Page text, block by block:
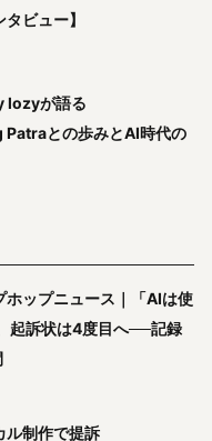
ビュー】
lozyが語る
Patraとの歩みとAI時代の
ップニュース｜「AIは使
起訴状は4度目へ──記録
制作で提訴